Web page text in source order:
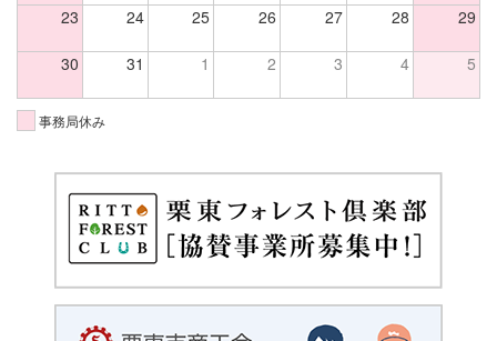
23 24 25 26 27 28 29
30 31 1 2 3 4 5
事務局休み